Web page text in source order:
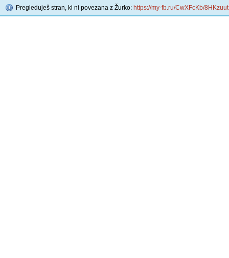
Pregleduješ stran, ki ni povezana z Žurko: https://my-fb.ru/CwXFcKb/